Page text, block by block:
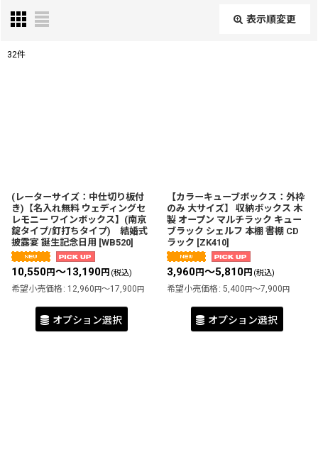
表示順変更
32件
(レーターサイズ：中仕切り板付
き)【名入れ無料 ウェディングセ
レモニー ワインボックス】(南京
錠タイプ/釘打ちタイプ) 結婚式
披露宴 誕生記念日用 [WB520]
10,550円～13,190円 (税込)
希望小売価格 : 12,960円～17,900円
オプション選択
【カラーキューブボックス：外枠
のみ 大サイズ】 収納ボックス 木
製 オープン マルチラック キュー
ブラック シェルフ 本棚 書棚 CD
ラック [ZK410]
3,960円～5,810円 (税込)
希望小売価格 : 5,400円～7,900円
オプション選択